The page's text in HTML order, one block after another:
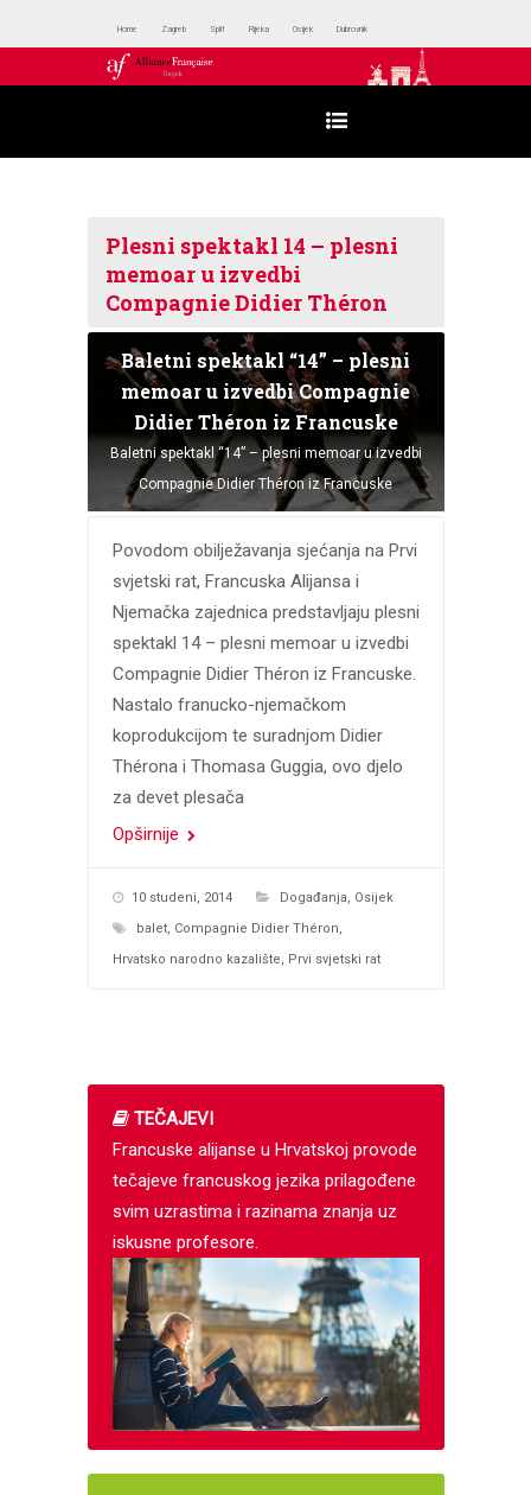
Home Zagreb Split Rijeka Osijek Dubrovnik
Plesni spektakl 14 – plesni
memoar u izvedbi
Compagnie Didier Théron
Baletni spektakl “14” – plesni
memoar u izvedbi Compagnie
Didier Théron iz Francuske
Baletni spektakl “14” – plesni memoar u izvedbi
Compagnie Didier Théron iz Francuske
Povodom obilježavanja sjećanja na Prvi
svjetski rat, Francuska Alijansa i
Njemačka zajednica predstavljaju plesni
spektakl 14 – plesni memoar u izvedbi
Compagnie Didier Théron iz Francuske.
Nastalo franucko-njemačkom
koprodukcijom te suradnjom Didier
Thérona i Thomasa Guggia, ovo djelo
za devet plesača
Opširnije
10 studeni, 2014 Događanja
Osijek
balet, Compagnie Didier Théron
Hrvatsko narodno kazalište
Prvi svjetski rat
TEČAJEVI
Francuske alijanse u Hrvatskoj provode
tečajeve francuskog jezika prilagođene
svim uzrastima i razinama znanja uz
iskusne profesore.